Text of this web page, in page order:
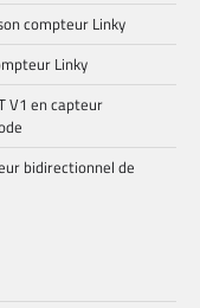
compteur Linky
Linky
V1 en capteur
bidirectionnel de